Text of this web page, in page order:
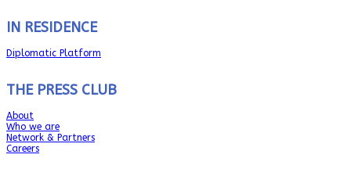
IN RESIDENCE
Diplomatic Platform
THE PRESS CLUB
About
Who we are
Network & Partners
Careers